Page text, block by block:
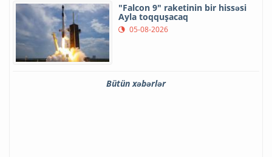
"Falcon 9" raketinin bir hissəsi
Ayla toqquşacaq
05-08-2026
Bütün xəbərlər